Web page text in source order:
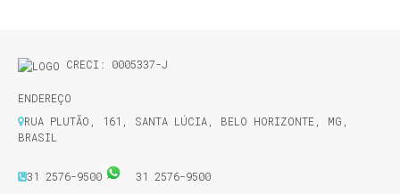
CRECI: 0005337-J
ENDEREÇO
RUA PLUTÃO
161 SANTA LÚCIA BELO HORIZONTE MG
BRASIL
31 2576-9500 31 2576-9500